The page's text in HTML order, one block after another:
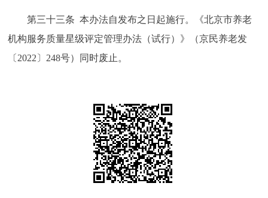
第三十三条 本办法自发布之日起施行。《北京市养老
机构服务质量星级评定管理办法（试行）》（京民养老发
〔2022〕248号）同时废止。